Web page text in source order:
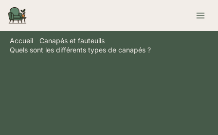
Aller
contenu
Accueil
Canapés et fauteuils
Quels sont les différents types de canapés ?
Rechercher